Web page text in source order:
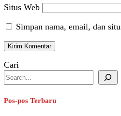
Situs Web
Simpan nama, email, dan
Cari
Pos-pos Terbaru